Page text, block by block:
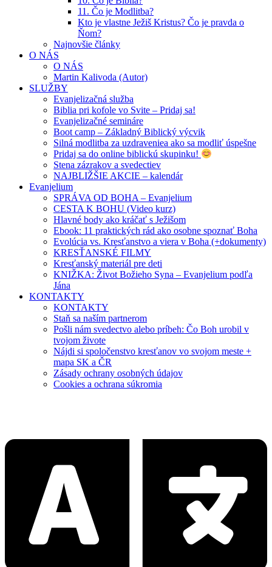
11. Čo je Modlitba?
Kto je vlastne Ježiš Kristus? Čo je pravda o
Ňom?
Najnovšie články
O NÁS
O NÁS
Martin Kalivoda (Autor)
SLUŽBY
Evanjelizačná služba
Biblia pri kofole vo Svite – Pridaj sa!
Evanjelizačné semináre
Boot camp – Základný Biblický výcvik
Silná modlitba za uzdraveniea ako sa modliť úspešne
Pridaj sa do online biblickú skupinku!
Stena zázrakov a svedectiev
NAJBLIŽŠIE AKCIE – kalendár
Evanjelium
SPRÁVA OD BOHA – Evanjelium
CESTA K BOHU (Video kurz)
Hlavné body ako kráčať s Ježišom
Ebook: 11 praktických rád ako osobne spoznať Boha
Evolúcia vs. Kresťanstvo a viera v Boha (+dokumenty)
KRESŤANSKÉ FILMY
Kresťanský materiál pre deti
KNIŽKA: Život Božieho Syna – Evanjelium podľa
Jána
KONTAKTY
KONTAKTY
Staň sa naším partnerom
Pošli nám svedectvo alebo príbeh: Čo Boh urobil v
tvojom živote
Nájdi si spoločenstvo kresťanov vo svojom meste +
mapa SK a ČR
Zásady ochrany osobných údajov
Cookies a ochrana súkromia